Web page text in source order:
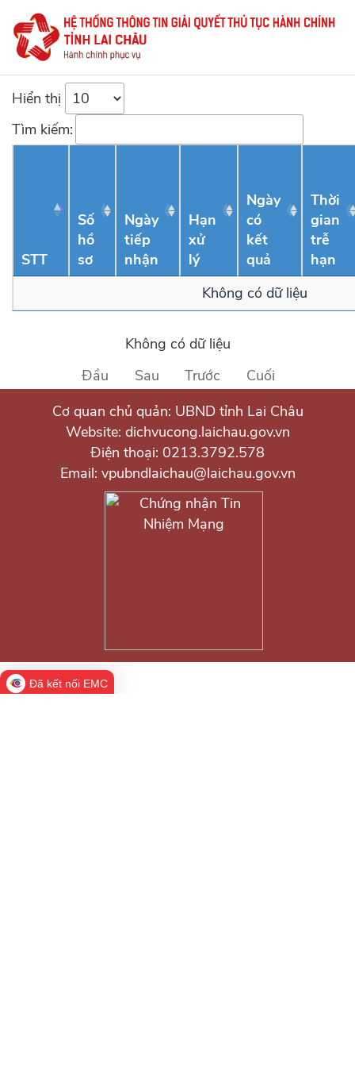
Hiển thị
Tìm kiếm:
STT
Số
hồ
sơ
Ngày
tiếp
nhận
Hạn
xử
lý
Ngày
có
kết
quả
Thời
gian
trễ
hạn
Không có dữ liệu
Không có dữ liệu
Đầu
Sau Trước
Cuối
Cơ quan chủ quản: UBND tỉnh Lai Châu
Website: dichvucong.laichau.gov.vn
Điện thoại: 0213.3792.578
Email: vpubndlaichau@laichau.gov.vn
Đã kết nối EMC